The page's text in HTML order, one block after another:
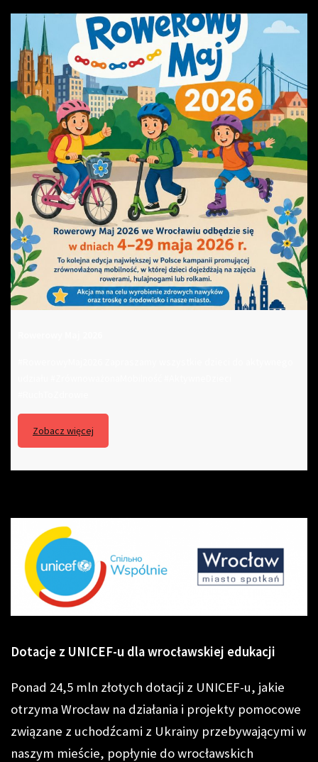
Zobacz więcej
Dotacje z UNICEF-u dla wrocławskiej edukacji
Ponad 24,5 mln złotych dotacji z UNICEF-u, jakie
otrzyma Wrocław na działania i projekty pomocowe
związane z uchodźcami z Ukrainy przebywającymi w
naszym mieście, popłynie do wrocławskich